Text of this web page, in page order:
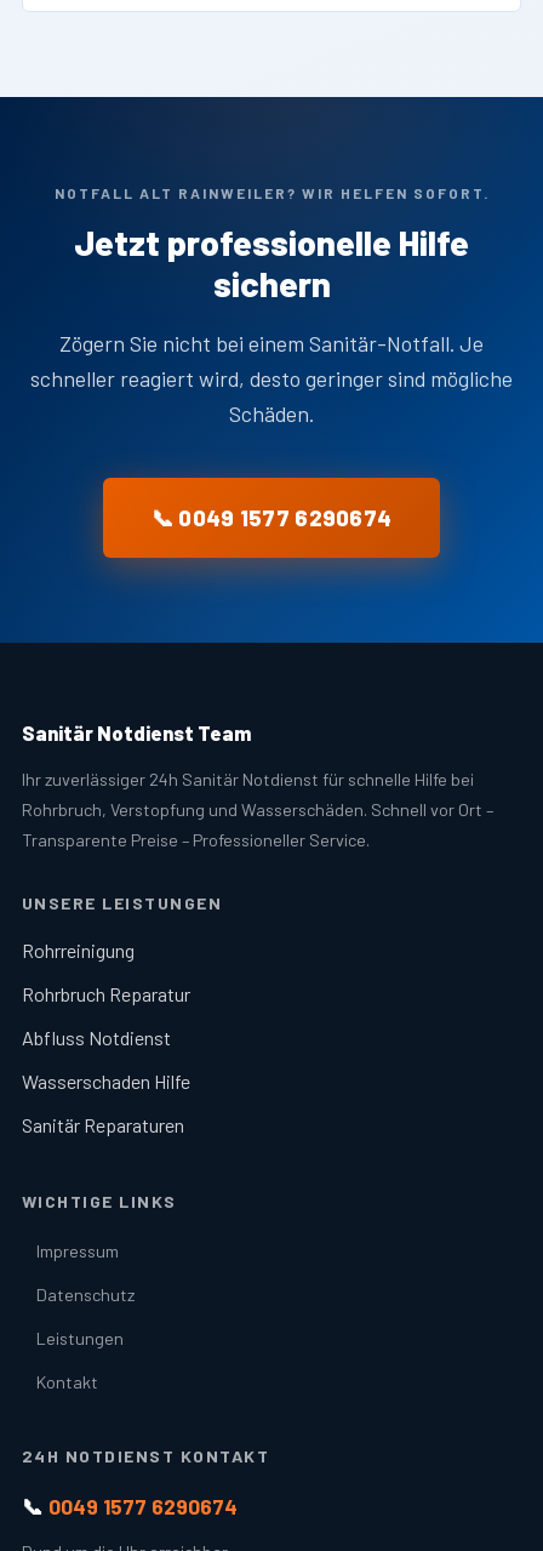
NOTFALL ALT RAINWEILER? WIR HELFEN SOFORT.
Jetzt professionelle Hilfe
sichern
Zögern Sie nicht bei einem Sanitär-Notfall. Je
schneller reagiert wird, desto geringer sind mögliche
Schäden.
📞 0049 1577 6290674
Sanitär Notdienst Team
Ihr zuverlässiger 24h Sanitär Notdienst für schnelle Hilfe bei
Rohrbruch, Verstopfung und Wasserschäden. Schnell vor Ort –
Transparente Preise – Professioneller Service.
UNSERE LEISTUNGEN
Rohrreinigung
Rohrbruch Reparatur
Abfluss Notdienst
Wasserschaden Hilfe
Sanitär Reparaturen
WICHTIGE LINKS
Impressum
Datenschutz
Leistungen
Kontakt
24H NOTDIENST KONTAKT
📞 0049 1577 6290674